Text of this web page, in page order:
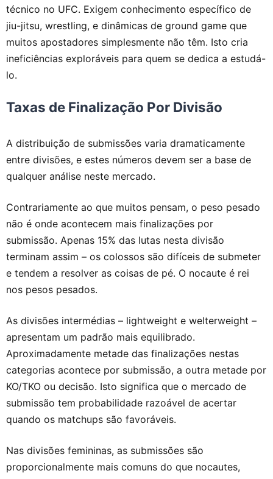
técnico no UFC. Exigem conhecimento específico de
jiu-jitsu, wrestling, e dinâmicas de ground game que
muitos apostadores simplesmente não têm. Isto cria
ineficiências exploráveis para quem se dedica a estudá-
lo.
Taxas de Finalização Por Divisão
A distribuição de submissões varia dramaticamente
entre divisões, e estes números devem ser a base de
qualquer análise neste mercado.
Contrariamente ao que muitos pensam, o peso pesado
não é onde acontecem mais finalizações por
submissão. Apenas 15% das lutas nesta divisão
terminam assim – os colossos são difíceis de submeter
e tendem a resolver as coisas de pé. O nocaute é rei
nos pesos pesados.
As divisões intermédias – lightweight e welterweight –
apresentam um padrão mais equilibrado.
Aproximadamente metade das finalizações nestas
categorias acontece por submissão, a outra metade por
KO/TKO ou decisão. Isto significa que o mercado de
submissão tem probabilidade razoável de acertar
quando os matchups são favoráveis.
Nas divisões femininas, as submissões são
proporcionalmente mais comuns do que nocautes,